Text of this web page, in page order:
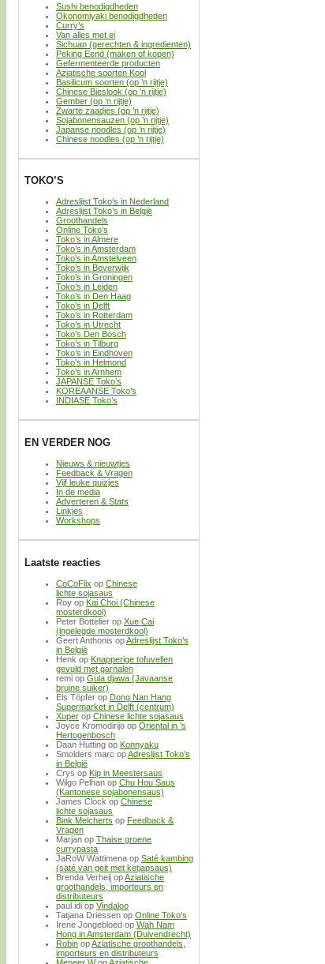
Sushi benodigdheden
Okonomiyaki benodigdheden
Curry’s
Van alles met ei
Sichuan (gerechten & ingredienten)
Peking Eend (maken of kopen)
Gefermenteerde producten
Aziatische soorten Kool
Basilicum soorten (op ’n rijtje)
Chinese Bieslook (op ’n rijtje)
Gember (op ’n rijtje)
Zwarte zaadjes (op ’n rijtje)
Sojabonensauzen (op ’n rijtje)
Japanse noodles (op ’n rijtje)
Chinese noodles (op ’n rijtje)
TOKO’S
Adreslijst Toko’s in Nederland
Adreslijst Toko’s in België
Groothandels
Online Toko’s
Toko’s in Almere
Toko’s in Amsterdam
Toko’s in Amstelveen
Toko’s in Beverwijk
Toko’s in Groningen
Toko’s in Leiden
Toko’s in Den Haag
Toko’s in Delft
Toko’s in Rotterdam
Toko’s in Utrecht
Toko’s Den Bosch
Toko’s in Tilburg
Toko’s in Eindhoven
Toko’s in Helmond
Toko’s in Arnhem
JAPANSE Toko’s
KOREAANSE Toko’s
INDIASE Toko’s
EN VERDER NOG
Nieuws & nieuwtjes
Feedback & Vragen
Vijf leuke quizjes
In de media
Adverteren & Stats
Linkjes
Workshops
Laatste reacties
CoCoFlix op Chinese
lichte sojasaus
Roy op Kai Choi (Chinese
mosterdkool)
Peter Bottelier op Xue Cai
(ingelegde mosterdkool)
Geert Anthonis opAdreslijst Toko’s
in België
Henk op Knapperige tofuvellen
gevuld met garnalen
remi op Gula djawa (Javaanse
bruine suiker)
Els Töpfer op Dong Nan Hang
Supermarket in Delft (centrum)
Xuper op Chinese lichte sojasaus
Joyce Kromodirijo op Oriental in ’s
Hertogenbosch
Daan Hutting op Konnyaku
Smolders marc opAdreslijst Toko’s
in België
Crys op Kip in Meestersaus
Wilgo Pelhan op Chu Hou Saus
(Kantonese sojabonensaus)
James Clock op Chinese
lichte sojasaus
Bink Melcherts op Feedback &
Vragen
Marjan op Thaise groene
currypasta
JaRoW Wattimena op Saté kambing
(saté van geit met ketjapsaus)
Brenda Verheij opAziatische
groothandels, importeurs en
distributeurs
paul idi op Vindaloo
Tatjana Driessen op Online Toko’s
Irene Jongebloed op Wah Nam
Hong in Amsterdam (Duivendrecht)
Robin opAziatische groothandels,
importeurs en distributeurs